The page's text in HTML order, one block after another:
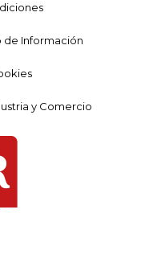
de Información
y Comercio